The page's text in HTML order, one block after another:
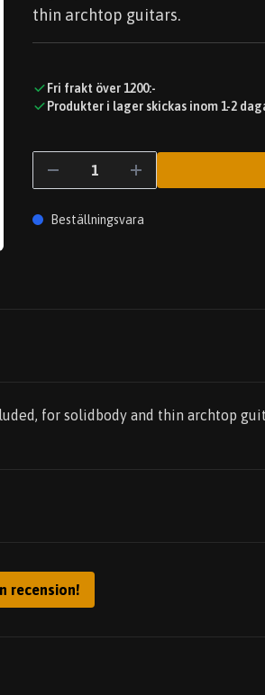
thin archtop guitars.
Fri frakt över 1200:-
Produkter i lager skickas inom 1-2
Beställningsvara
for solidbody and thin archtop
recension!